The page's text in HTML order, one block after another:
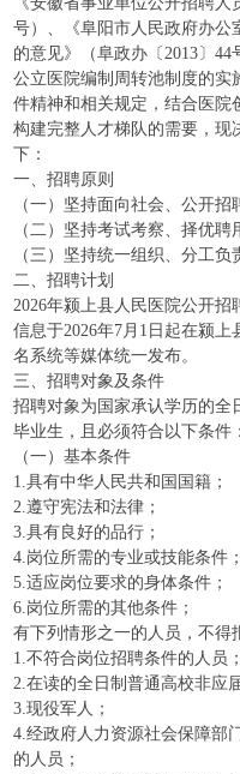
号）、《阜阳市人民政府办公
的意见》（阜政办〔2013〕
公立医院编制周转池制度的实
件精神和相关规定，结合医院
构建完整人才梯队的需要，现
下：
一、招聘原则
（一）坚持面向社会、公开招
（二）坚持考试考察、择优聘
（三）坚持统一组织、分工负
二、招聘计划
2026年颍上县人民医院公开
信息于2026年7月1日起在颍
名系统等媒体统一发布。
三、招聘对象及条件
招聘对象为国家承认学历的全
毕业生，且必须符合以下条件：
（一）基本条件
1.具有中华人民共和国国籍；
2.遵守宪法和法律；
3.具有良好的品行；
4.岗位所需的专业或技能条件；
5.适应岗位要求的身体条件；
6.岗位所需的其他条件；
有下列情形之一的人员，不得
1.不符合岗位招聘条件的人员；
2.在读的全日制普通高校非应
3.现役军人；
4.经政府人力资源社会保障部
的人员；